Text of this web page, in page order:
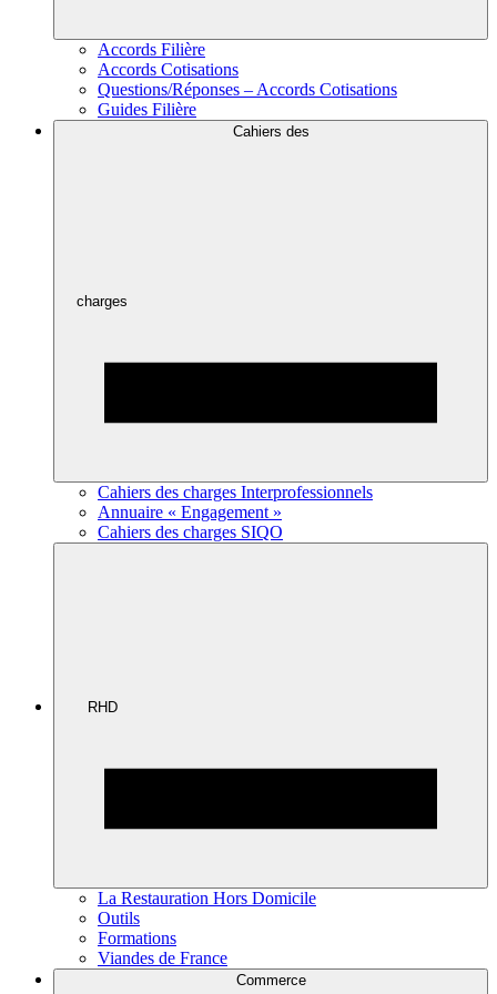
Accords Filière
Accords Cotisations
Questions/Réponses – Accords Cotisations
Guides Filière
Cahiers des
charges
Cahiers des charges Interprofessionnels
Annuaire « Engagement »
Cahiers des charges SIQO
RHD
La Restauration Hors Domicile
Outils
Formations
Viandes de France
Commerce